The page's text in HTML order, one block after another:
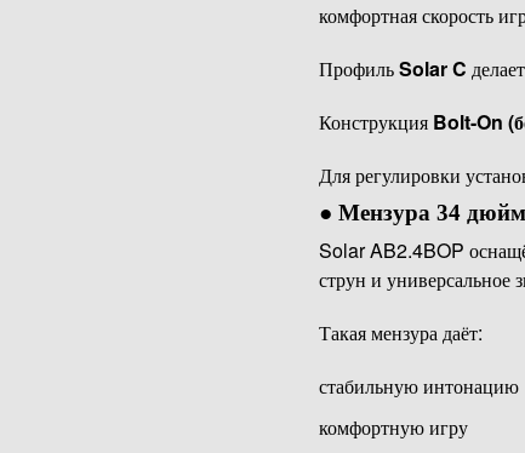
комфортная скорость
ПрофильSolar C
Конструкция Bolt-On
Для регулировки
● Мензура 34
Solar AB2.4BOP
струн и универсальное
Такая мензура даёт:
стабильную интонацию
комфортную игру